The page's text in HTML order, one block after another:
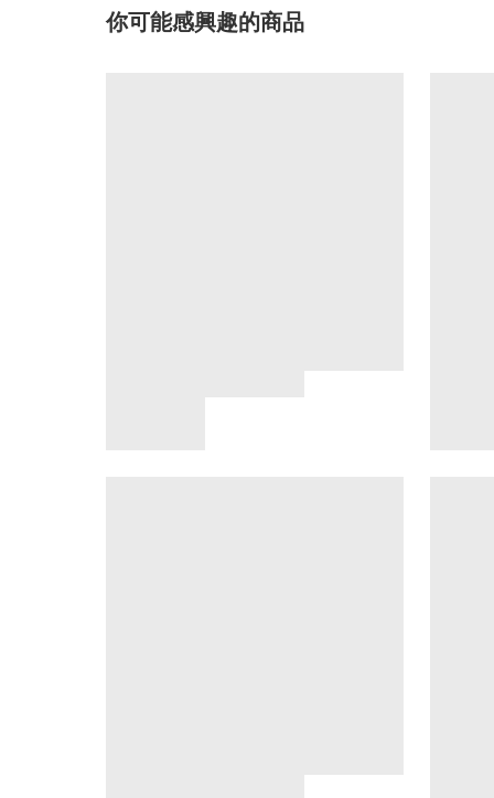
你可能感興趣的商品